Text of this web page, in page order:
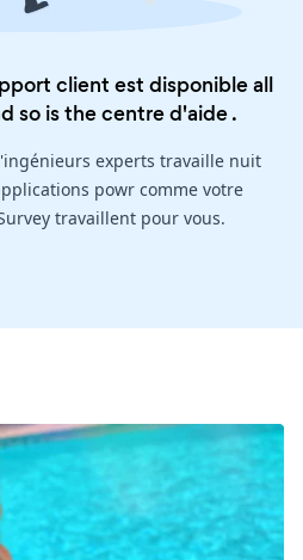
client est disponible all
so is thecentre d'aide.
experts travaille nuit
powr comme votre
travaillent pour vous.